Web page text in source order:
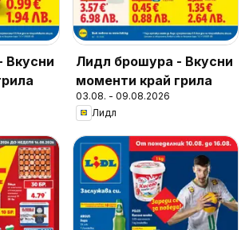
Вкусни
Лидл брошура - Вкусни
моменти край грила
03.08. - 09.08.2026
Лидл